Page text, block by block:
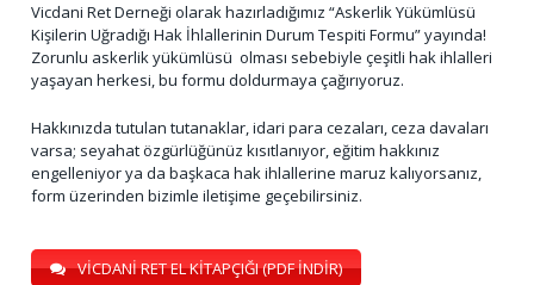
Vicdani Ret Derneği olarak hazırladığımız “Askerlik Yükümlüsü
Kişilerin Uğradığı Hak İhlallerinin Durum Tespiti Formu” yayında!
Zorunlu askerlik yükümlüsü olması sebebiyle çeşitli hak ihlalleri
yaşayan herkesi, bu formu doldurmaya çağırıyoruz.
Hakkınızda tutulan tutanaklar, idari para cezaları, ceza davaları
varsa; seyahat özgürlüğünüz kısıtlanıyor, eğitim hakkınız
engelleniyor ya da başkaca hak ihlallerine maruz kalıyorsanız,
form üzerinden bizimle iletişime geçebilirsiniz.
VİCDANİ RET EL KİTAPÇIĞI (PDF İNDİR)